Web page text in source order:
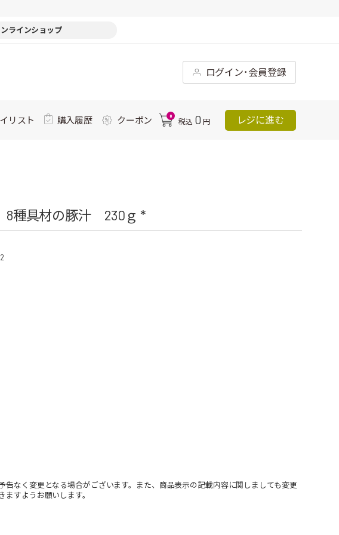
ラインショップ
ログイン･会員登録
リスト 購入履歴 クーポン 0
税込 0 円 レジに進む
8種具材の豚汁 230ｇ *
なく変更となる場合がございます。また、商品表示の記載内容に関しましても変更
すようお願いします。